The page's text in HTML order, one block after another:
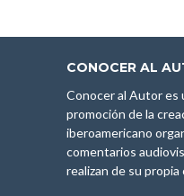
CONOCER AL
Conocer al Autor es
promoción de la
iberoamericano
comentarios
realizan de su propia